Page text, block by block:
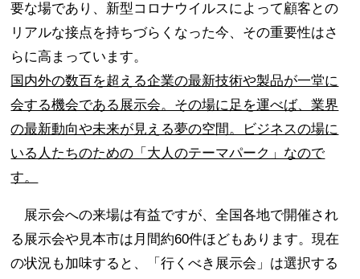
要な場であり、新型コロナウイルスによって顧客との
リアルな接点を持ちづらくなった今、その重要性はさ
らに高まっています。
国内外の数百を超える企業の最新技術や製品が一堂に
会する機会である展示会。その場に足を運べば、業界
の最新動向や未来が見える夢の空間。ビジネスの場に
いる人たちのための「大人のテーマパーク」なので
す。
展示会への来場は有益ですが、全国各地で開催され
る展示会や見本市は月間約60件ほどもあります。現在
の状況も加味すると、「行くべき展示会」は選択する